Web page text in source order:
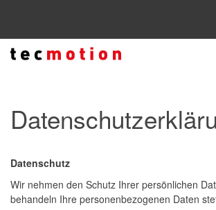
Datenschutz
Wir nehmen den Schutz Ihrer persönlichen
behandeln Ihre personenbezogenen Daten